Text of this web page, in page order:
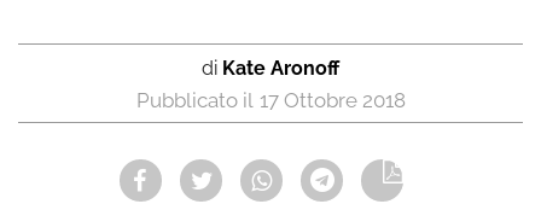
di Kate Aronoff
17 Ottobre 2018